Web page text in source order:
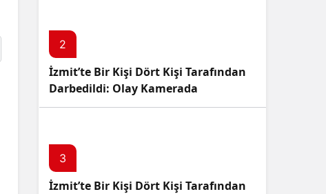
2
İzmit’te Bir Kişi Dört Kişi Tarafından
Darbedildi: Olay Kamerada
3
İzmit’te Bir Kişi Dört Kişi Tarafından